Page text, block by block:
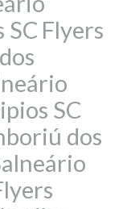
SC Flyers
SC
dos